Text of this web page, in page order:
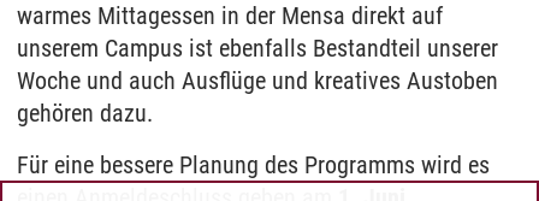
warmes Mittagessen in der Mensa direkt auf
unserem Campus ist ebenfalls Bestandteil unserer
Woche und auch Ausflüge und kreatives Austoben
gehören dazu.
Für eine bessere Planung des Programms wird es